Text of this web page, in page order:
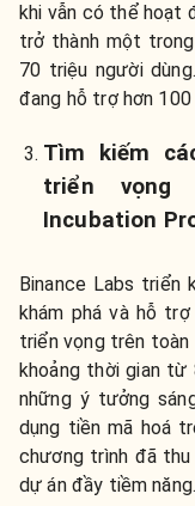
khi vẫn có thể hoạt
trở thành một
70 triệu người
đang hỗ trợ hơn
Tìm kiếm
triển vọng
Incubation
Binance Labs triển
khám phá và hỗ
triển vọng trên toàn
khoảng thời gian
những ý tưởng
dụng tiền mã hoá
chương trình đã
dự án đầy tiềm năng.